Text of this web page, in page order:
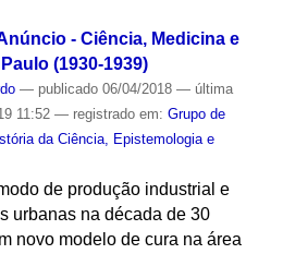
- Ciência, Medicina e
(1930-1939)
— publicado06/04/2018 — última
11:52 — registrado em: Grupo de
da Ciência, Epistemologia e
de produção industrial e
urbanas na década de 30
novo modelo de cura na área